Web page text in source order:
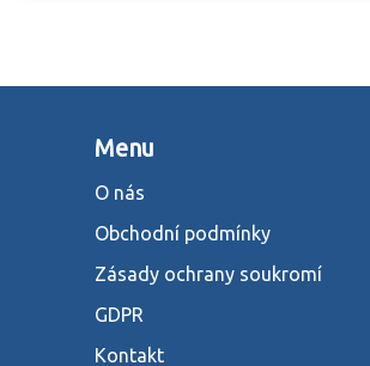
Menu
O nás
Obchodní podmínky
Zásady ochrany soukromí
GDPR
Kontakt